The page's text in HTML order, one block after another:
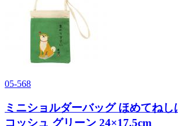
05-568
ミニショルダーバッグ ほめてね
コッシュ グリーン 24×17.5cm